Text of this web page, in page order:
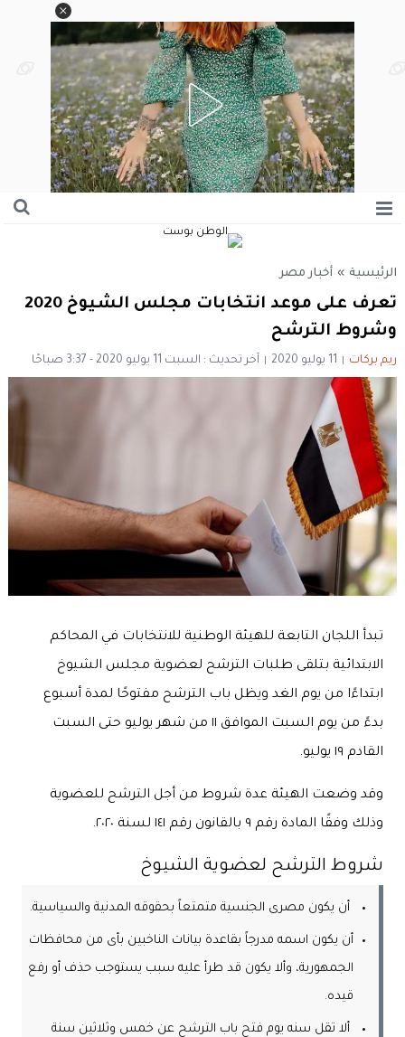
الرئيسية » أخبار مصر
تعرف على موعد انتخابات مجلس الشيوخ 2020
وشروط الترشح
ريم بركات 11 يوليو 2020 آخر تحديث : السبت 11 يوليو 2020 - 3:37 صباحًا
تبدأ اللجان التابعة للهيئة الوطنية للانتخابات في المحاكم
الابتدائية بتلقى طلبات الترشح لعضوية مجلس الشيوخ
ابتداءًا من يوم الغد ويظل باب الترشح مفتوحًا لمدة أسبوع
بدءً من يوم السبت الموافق ١١ من شهر يوليو حتى السبت
القادم ١٩ يوليو.
وقد وضعت الهيئة عدة شروط من أجل الترشح للعضوية
وذلك وفقًا المادة رقم ٩ بالقانون رقم ١٤١ لسنة ٢٠٢٠.
شروط الترشح لعضوية الشيوخ
أن يكون مصرى الجنسية متمتعاً بحقوقه المدنية والسياسية.
أن يكون اسمه مدرجاً بقاعدة بيانات الناخبين بأى من محافظات
الجمهورية، وألا يكون قد طرأ عليه سبب يستوجب حذف أو رفع
قيده.
ألا تقل سنه يوم فتح باب الترشح عن خمس وثلاثين سنة